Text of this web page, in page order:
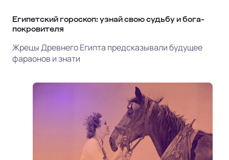
Египетский гороскоп: узнай свою судьбу и бога-
покровителя
Жрецы Древнего Египта предсказывали будущее
фараонов и знати